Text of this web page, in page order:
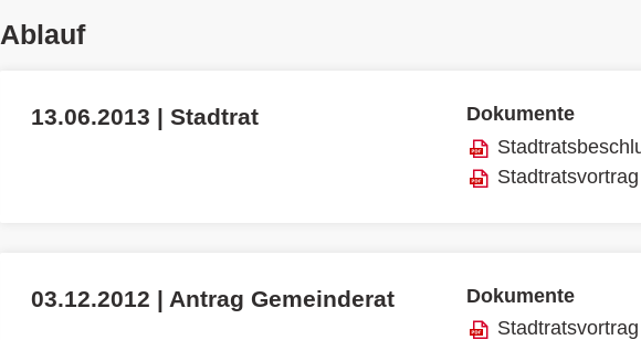
Ablauf
13.06.2013 | Stadtrat
Dokumente
Stadtratsvortrag
03.12.2012 | Antrag Gemeinderat
Dokumente
Stadtratsvortrag